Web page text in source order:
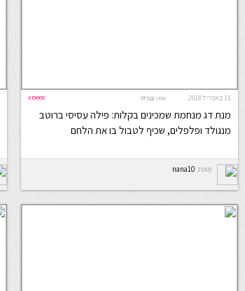
11 באפריל 2018 #39068 שפה: עברית
מנת דג מנחמת שמכינים בקלות: פילה עסיסי ברוטב
מנגולד ופלפלים, שכיף לטבול בו את הלחם
מאת: nana10